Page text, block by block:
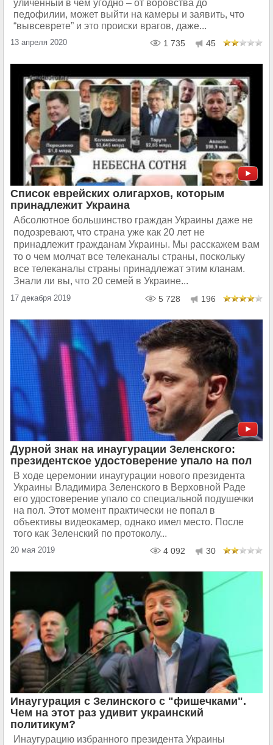
уличенный в чем угодно – от воровства до
педофилии, может выйти на камеры и заявить, что
“вывсеврете” и это происки врагов, даже...
13 апреля 2020 1 735 45
Список еврейских олигархов, которым
принадлежит Украина
Абсолютное большинство граждан Украины даже не
подозревают, что страна уже как 20 лет не
принадлежит гражданам Украины. Мы расскажем вам
то о чем молчат все телеканалы страны, поскольку
все телеканалы страны принадлежат этим кланам.
Знали ли вы, что 20 семей в Украине...
17 декабря 2019 5 728 196
Дурной знак на инаугурации Зеленского:
президентское удостоверение упало на пол
В ходе церемонии инаугурации нового президента
Украины Владимира Зеленского в Верховной Раде
его удостоверение упало со специальной подушечки
на пол. Этот момент практически не попал в
объективы видеокамер, однако имел место. После
того как Зеленский по протоколу...
20 мая 2019 4 092 30
Инаугурация с Зелинского с "фишечками".
Чем на этот раз удивит украинский
политикум?
Инаугурацию избранного президента Украины